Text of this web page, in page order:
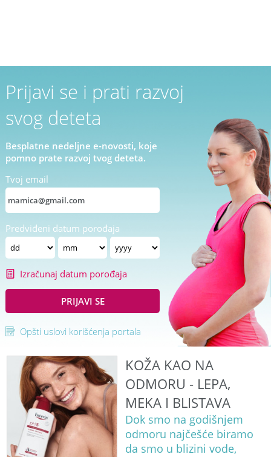
Prijavi se i prati razvoj
svog deteta
Besplatne nedeljne e-novosti, koje
pomno prate razvoj tvog deteta.
Tvoj email
Predviđeni datum porođaja
Izračunaj datum porođaja
PRIJAVI SE
Opšti uslovi korišćenja portala
KOŽA KAO NA
ODMORU - LEPA,
MEKA I BLISTAVA
Dok smo na godišnjem
odmoru najčešće biramo
da smo u blizini vode,